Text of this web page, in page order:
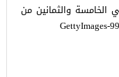
والثمانين من